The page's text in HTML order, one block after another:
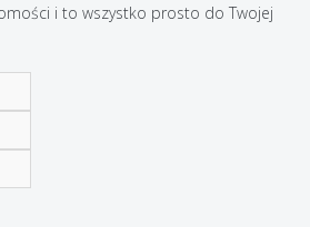
i to wszystko prosto do Twojej